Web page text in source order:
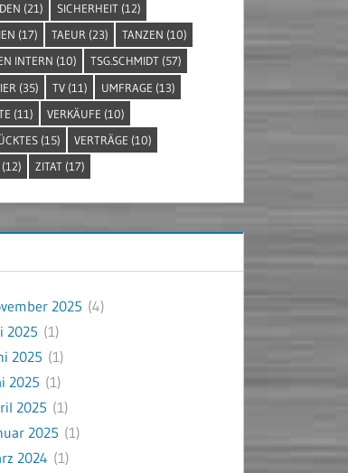
(21) SICHERHEIT(12)
(17) TAEUR(23) TANZEN (10)
INTERN (10) TSG.SCHMIDT(57)
(35) TV(11) UMFRAGE (13)
(11) VERKÄUFE (10)
(15) VERTRÄGE (10)
(12) ZITAT(17)
2025 (4)
2025 (1)
2025 (1)
2025 (1)
2025 (1)
2025 (1)
2024 (1)